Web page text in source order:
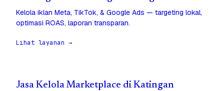
Kelola iklan Meta, TikTok, & Google Ads — targeting lokal,
optimasi ROAS, laporan transparan.
Lihat layanan →
Jasa Kelola Marketplace di Katingan